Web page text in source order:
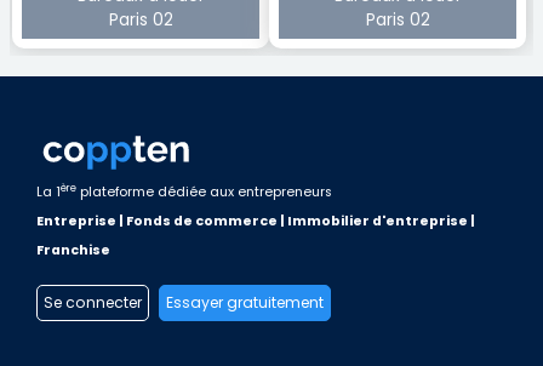
Paris 02
Paris 02
La 1ère plateforme dédiée aux entrepreneurs
Entreprise | Fonds de commerce | Immobilier d'entreprise |
Franchise
Se connecter Essayer gratuitement